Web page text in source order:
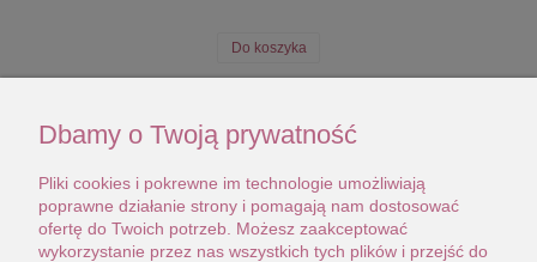
Do koszyka
Dbamy o Twoją prywatność
Pliki cookies i pokrewne im technologie umożliwiają
poprawne działanie strony i pomagają nam dostosować
ofertę do Twoich potrzeb. Możesz zaakceptować
wykorzystanie przez nas wszystkich tych plików i przejść do